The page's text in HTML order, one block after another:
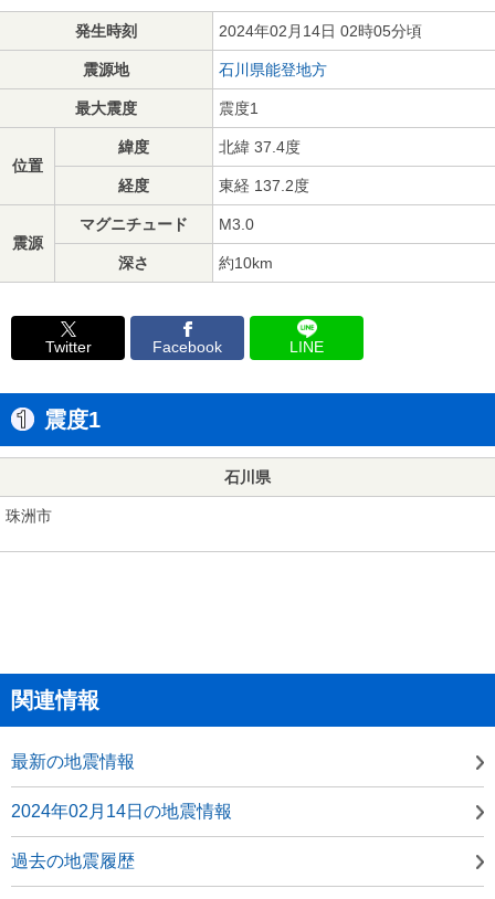
発生時刻 2024年02月14日 02時05分頃
震源地 石川県能登地方
最大震度 震度1
位置
緯度 北緯 37.4度
経度 東経 137.2度
震源
マグニチュード M3.0
深さ 約10km
Twitter Facebook LINE
震度1
石川県
珠洲市
関連情報
最新の地震情報
2024年02月14日の地震情報
過去の地震履歴